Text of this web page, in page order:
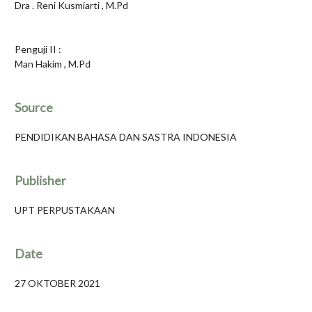
Dra . Reni Kusmiarti , M.Pd
Penguji II :
Man Hakim , M.Pd
Source
PENDIDIKAN BAHASA DAN SASTRA INDONESIA
Publisher
UPT PERPUSTAKAAN
Date
27 OKTOBER 2021